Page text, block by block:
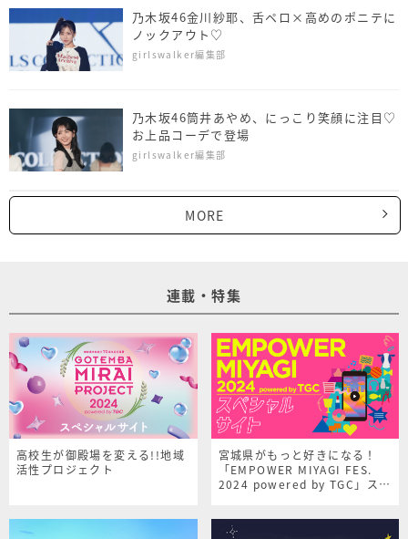
乃木坂46金川紗耶、舌ペロ×高めのポニテに
ノックアウト♡
girlswalker編集部
乃木坂46筒井あやめ、にっこり笑顔に注目♡
お上品コーデで登場
girlswalker編集部
MORE
連載・特集
高校生が御殿場を変える!!地域
活性プロジェクト
宮城県がもっと好きになる！
「EMPOWER MIYAGI FES.
2024 powered by TGC」スペ